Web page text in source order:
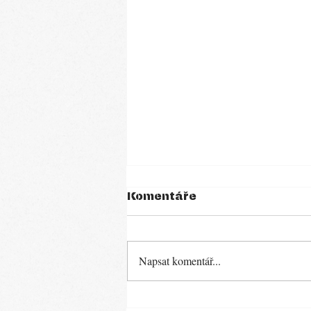
Minestrone
Komentáře
Napsat komentář...